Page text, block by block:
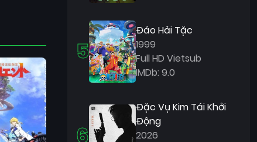
5
Đảo Hải Tặc
1999
Full HD Vietsub
IMDb: 9.0
6
Đặc Vụ Kim Tái Khởi
Động
2026